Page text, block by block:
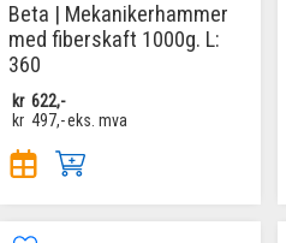
Beta | Mekanikerhammer
med fiberskaft 1000g. L:
360
kr 622,-
kr 497,-eks. mva